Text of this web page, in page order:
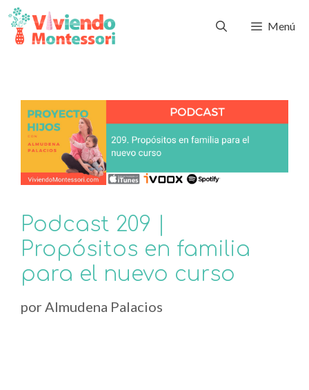
Menú
Podcast 209 |
Propósitos en familia
para el nuevo curso
por Almudena Palacios